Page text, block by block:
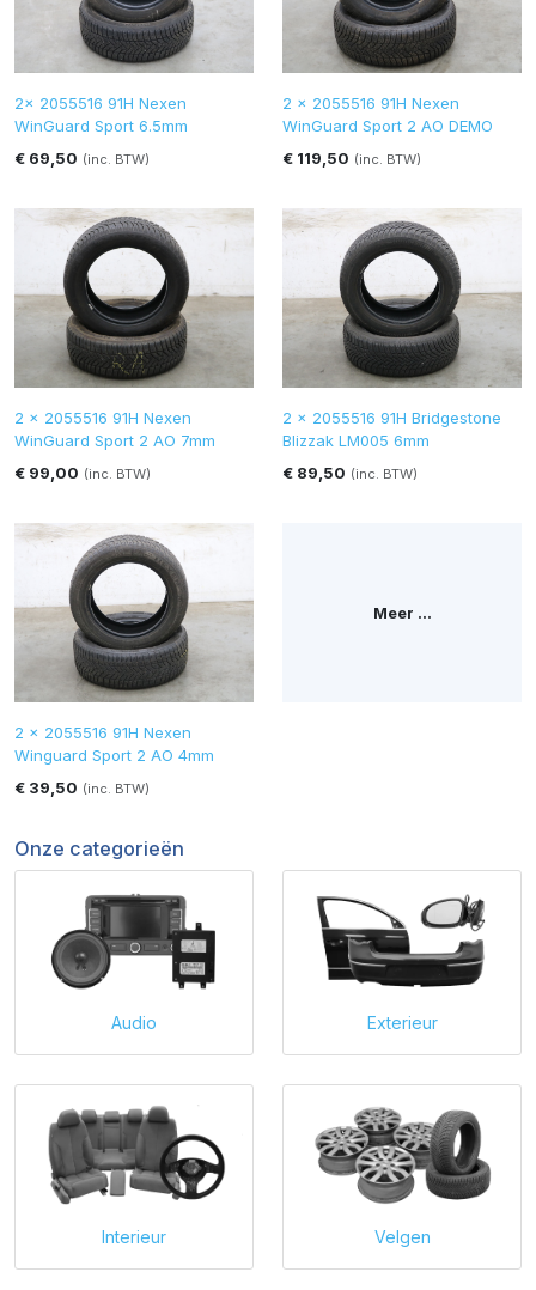
2x 2055516 91H Nexen
WinGuard Sport 6.5mm
€ 69,50 (inc. BTW)
2 x 2055516 91H Nexen
WinGuard Sport 2 AO DEMO
€ 119,50 (inc. BTW)
2 x 2055516 91H Nexen
WinGuard Sport 2 AO 7mm
€ 99,00 (inc. BTW)
2 x 2055516 91H Bridgestone
Blizzak LM005 6mm
€ 89,50 (inc. BTW)
2 x 2055516 91H Nexen
Winguard Sport 2 AO 4mm
€ 39,50 (inc. BTW)
Meer ...
Onze categorieën
Audio Exterieur
Interieur Velgen